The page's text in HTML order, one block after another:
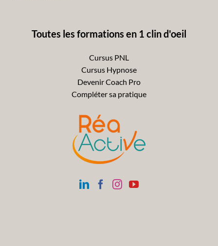
Toutes les formations en 1 clin d'oeil
Cursus PNL
Cursus Hypnose
Devenir Coach Pro
Compléter sa pratique